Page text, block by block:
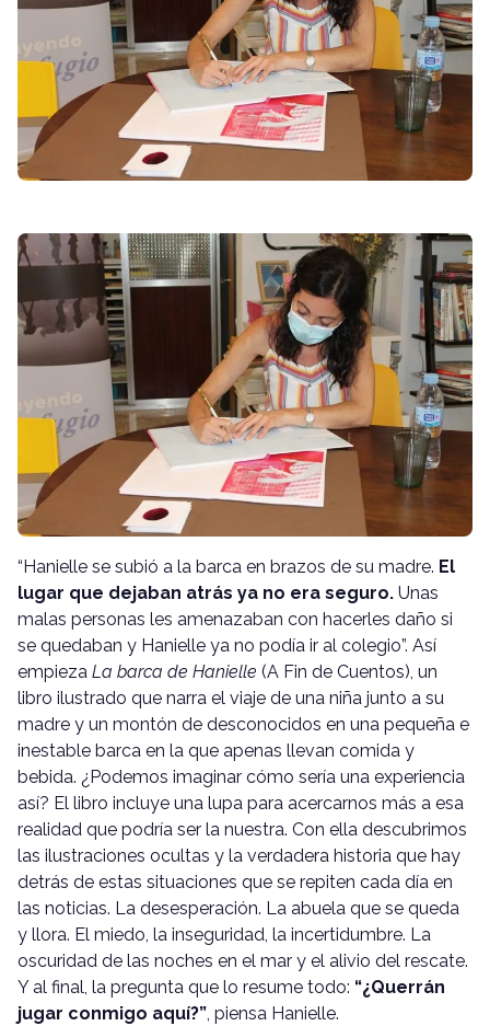
“Hanielle se subió a la barca en brazos de su madre. El
lugar que dejaban atrás ya no era seguro. Unas
malas personas les amenazaban con hacerles daño si
se quedaban y Hanielle ya no podía ir al colegio”. Así
empieza La barca de Hanielle (A Fin de Cuentos), un
libro ilustrado que narra el viaje de una niña junto a su
madre y un montón de desconocidos en una pequeña e
inestable barca en la que apenas llevan comida y
bebida. ¿Podemos imaginar cómo sería una experiencia
así? El libro incluye una lupa para acercarnos más a esa
realidad que podría ser la nuestra. Con ella descubrimos
las ilustraciones ocultas y la verdadera historia que hay
detrás de estas situaciones que se repiten cada día en
las noticias. La desesperación. La abuela que se queda
y llora. El miedo, la inseguridad, la incertidumbre. La
oscuridad de las noches en el mar y el alivio del rescate.
Y al final, la pregunta que lo resume todo: “¿Querrán
jugar conmigo aquí?”, piensa Hanielle.